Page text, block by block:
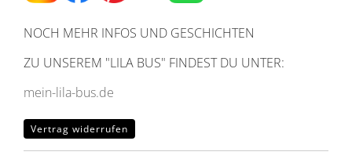
NOCH MEHR INFOS UND GESCHICHTEN
ZU UNSEREM "LILA BUS" FINDEST DU UNTER:
mein-lila-bus.de
Vertrag widerrufen